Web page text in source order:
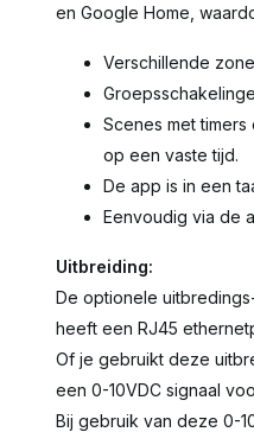
en Google Home,
Verschillende
Scenes met
op een vaste tijd.
De app is in een
Eenvoudig via de
Uitbreiding:
De optionele
heeft een RJ45
Of je gebruikt deze
een 0-10VDC signaal
Bij gebruik van deze 0-